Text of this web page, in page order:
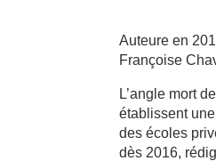
Auteure en
Françoise
L’angle mort
établissent
des écoles
dès 2016,